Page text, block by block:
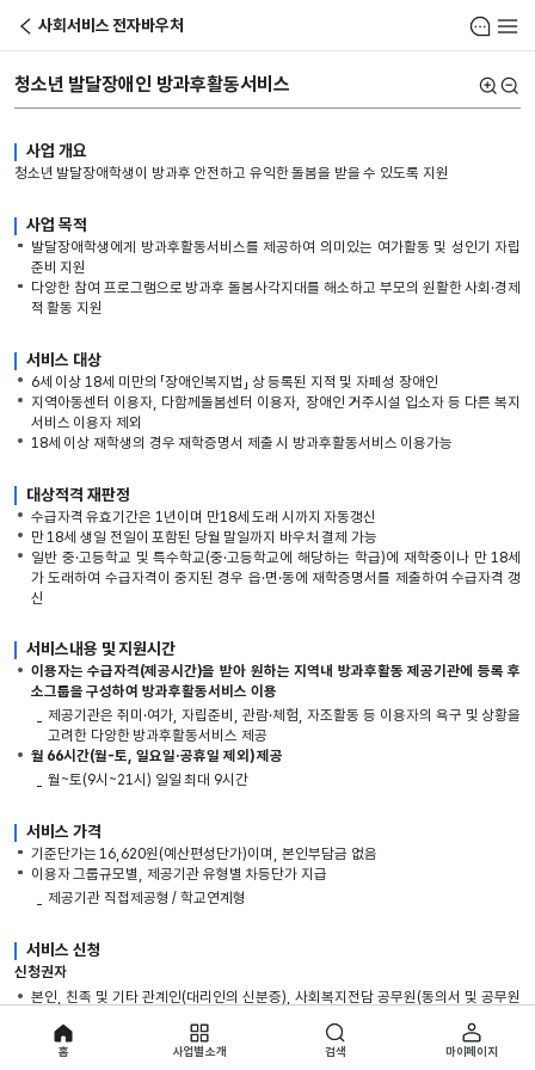
이전사회서비스 전자바우처 알림함
전
청소년 발달장애인 방과후활동서비스 크게작게
사업 개요
청소년 발달장애학생이 방과후 안전하고 유익한 돌봄을 받을 수 있도록 지원
사업 목적
발달장애학생에게 방과후활동서비스를 제공하여 의미있는 여가활동 및 성인기 자립
준비 지원
다양한 참여 프로그램으로 방과후 돌봄사각지대를 해소하고 부모의 원활한 사회·경제
적 활동 지원
서비스 대상
6세 이상 18세 미만의 「장애인복지법」 상 등록된 지적 및 자페성 장애인
지역아동센터 이용자, 다함께돌봄센터 이용자, 장애인 거주시설 입소자 등 다른 복지
서비스 이용자 제외
18세 이상 재학생의 경우 재학증명서 제출 시 방과후활동서비스 이용가능
대상적격 재판정
수급자격 유효기간은 1년이며 만18세 도래 시까지 자동갱신
만 18세 생일 전일이 포함된 당월 말일까지 바우처 결제 가능
일반 중·고등학교 및 특수학교(중·고등학교에 해당하는 학급)에 재학중이나 만 18세
가 도래하여 수급자격이 중지된 경우 읍·면·동에 재학증명서를 제출하여 수급자격 갱
신
서비스내용 및 지원시간
이용자는 수급자격(제공시간)을 받아 원하는 지역내 방과후활동 제공기관에 등록 후
소그룹을 구성하여 방과후활동서비스 이용
제공기관은 취미·여가, 자립준비, 관람·체험, 자조활동 등 이용자의 욕구 및 상황을
고려한 다양한 방과후활동서비스 제공
월 66시간(월-토, 일요일·공휴일 제외) 제공
월~토(9시~21시) 일일 최대 9시간
서비스 가격
기준단가는 16,620원(예산편성단가)이며, 본인부담금 없음
이용자 그룹규모별, 제공기관 유형별 차등단가 지급
제공기관 직접제공형 / 학교연계형
서비스 신청
신청권자
본인, 친족 및 기타 관계인(대리인의 신분증), 사회복지전담 공무원(동의서 및 공무원
신청서 제출 장소
홈 사업별 소개 검색 마이페이지